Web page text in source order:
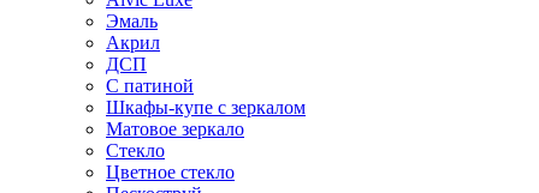
Эмаль
Акрил
ДСП
С патиной
Шкафы-купе с зеркалом
Матовое зеркало
Стекло
Цветное стекло